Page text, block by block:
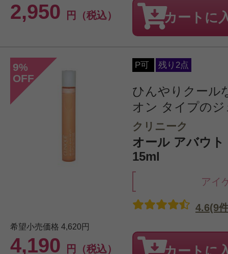
2,950 円（税込） カートに
9%
OFF
P可 残り2点
ひんやりクール
オン タイプの
クリニーク
オール アバウ
15ml
アイ
希望小売価格 4,620円
4,190 円（税込）
4.6(9
カートに